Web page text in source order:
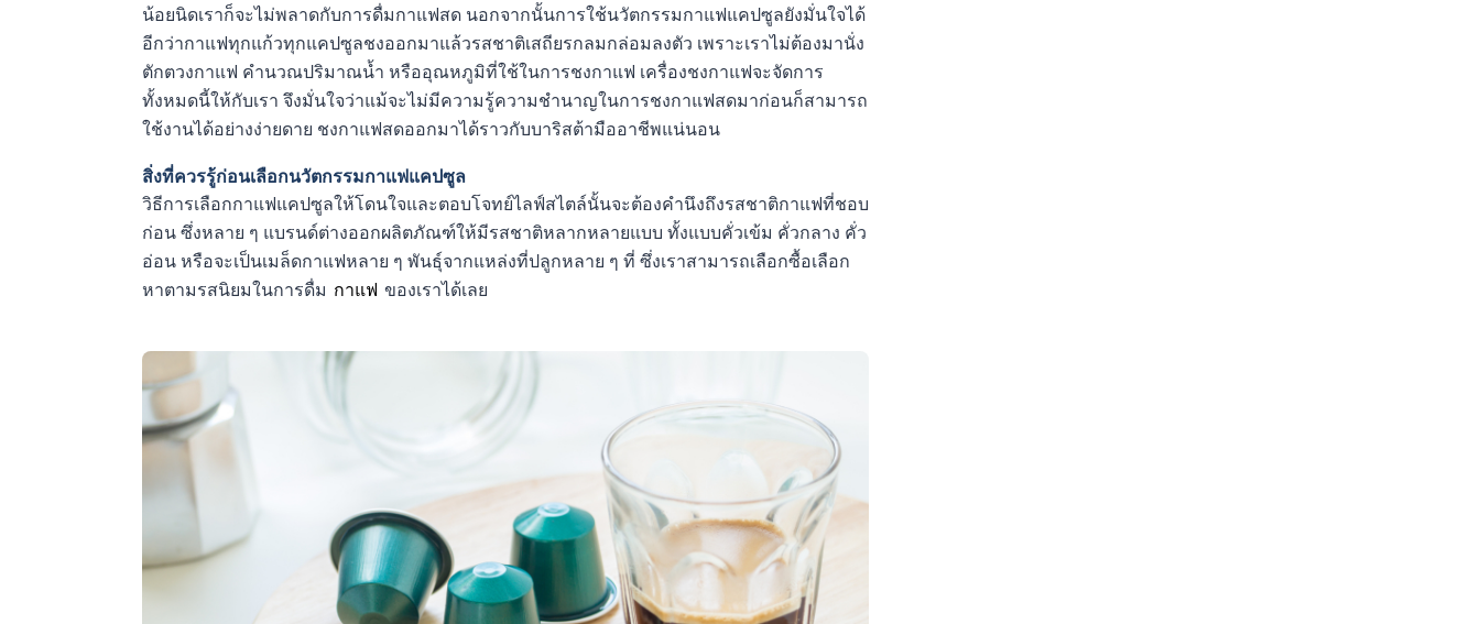
น้อยนิดเราก็จะไม่พลาดกับการดื่มกาแฟสด นอกจากนั้นการใช้นวัตกรรมกาแฟแคปซูลยังมั่นใจได้
อีกว่ากาแฟทุกแก้วทุกแคปซูลชงออกมาแล้วรสชาติเสถียรกลมกล่อมลงตัว เพราะเราไม่ต้องมานั่ง
ตักตวงกาแฟ คำนวณปริมาณน้ำ หรืออุณหภูมิที่ใช้ในการชงกาแฟ เครื่องชงกาแฟจะจัดการ
ทั้งหมดนี้ให้กับเรา จึงมั่นใจว่าแม้จะไม่มีความรู้ความชำนาญในการชงกาแฟสดมาก่อนก็สามารถ
ใช้งานได้อย่างง่ายดาย ชงกาแฟสดออกมาได้ราวกับบาริสต้ามืออาชีพแน่นอน
สิ่งที่ควรรู้ก่อนเลือกนวัตกรรมกาแฟแคปซูล
วิธีการเลือกกาแฟแคปซูลให้โดนใจและตอบโจทย์ไลฟ์สไตล์นั้นจะต้องคำนึงถึงรสชาติกาแฟที่ชอบ
ก่อน ซึ่งหลาย ๆ แบรนด์ต่างออกผลิตภัณฑ์ให้มีรสชาติหลากหลายแบบ ทั้งแบบคั่วเข้ม คั่วกลาง คั่ว
อ่อน หรือจะเป็นเมล็ดกาแฟหลาย ๆ พันธุ์จากแหล่งที่ปลูกหลาย ๆ ที่ ซึ่งเราสามารถเลือกซื้อเลือก
หาตามรสนิยมในการดื่ม กาแฟ ของเราได้เลย